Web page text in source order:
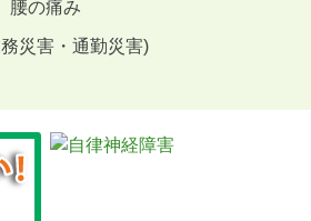
腰の痛み
災害・通勤災害)